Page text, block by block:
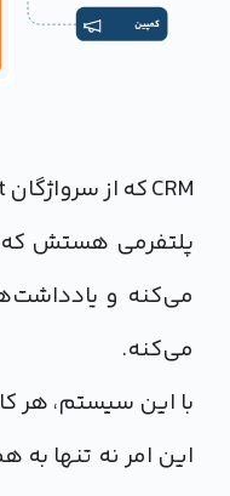
پلتفرمی هستش که
می‌کنه و
می‌کنه.
با این سیستم، هر
این امر نه تنها